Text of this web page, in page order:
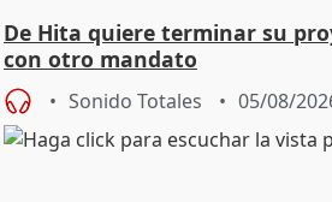
De Hita quiere terminar su
con otro mandato
Sonido Totales 05/08/